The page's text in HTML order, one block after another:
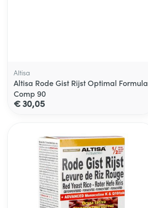
Altisa
Altisa Rode Gist Rijst Optimal Formula
Comp 90
€ 30,05